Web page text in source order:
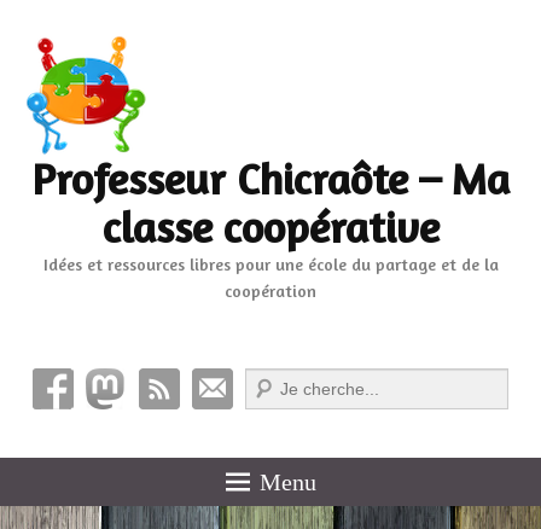
Professeur Chicraôte – Ma
classe coopérative
Idées et ressources libres pour une école du partage et de la
coopération
Recherche
Menu